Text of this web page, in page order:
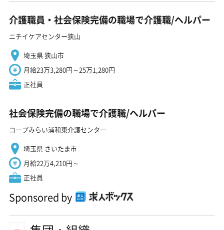
介護職員・社会保険完備の職場で介護職/ヘルパー
ニチイケアセンター狭山
埼玉県 狭山市
月給23万3,280円～25万1,280円
正社員
社会保険完備の職場で介護職/ヘルパー
コープみらい浦和東介護センター
埼玉県 さいたま市
月給22万4,210円～
正社員
Sponsored by